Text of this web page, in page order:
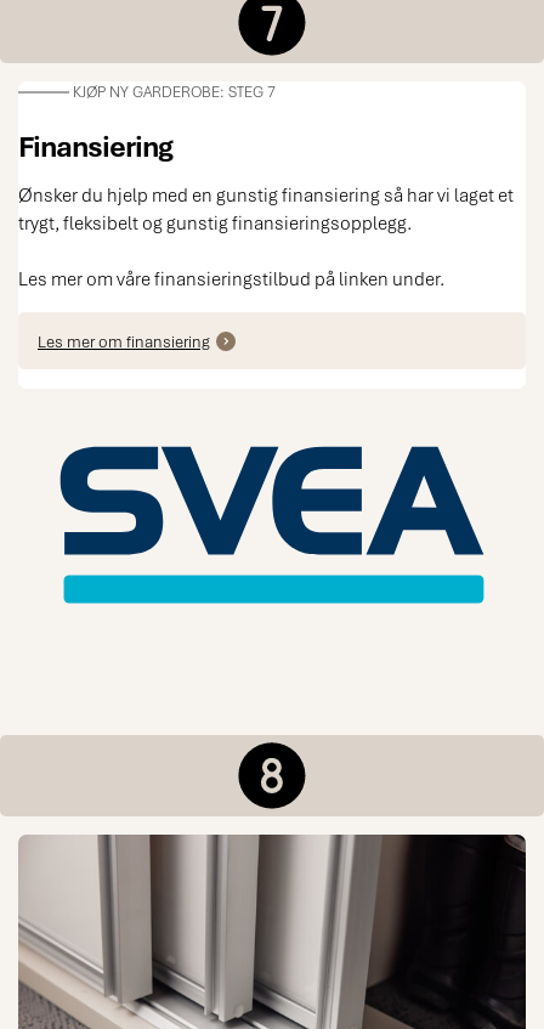
KJØP NY GARDEROBE: STEG 7
Finansiering
Ønsker du hjelp med en gunstig finansiering så har vi laget et
trygt, fleksibelt og gunstig finansieringsopplegg.
Les mer om våre finansieringstilbud på linken under.
Les mer om finansiering